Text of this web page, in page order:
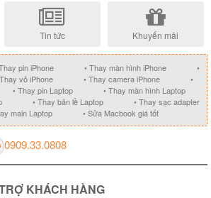
Tin tức Khuyến mãi
pin iPhone • Thay màn hình iPhone
•
vỏ iPhone • Thay camera iPhone
•
• Thay pin Laptop
• Thay màn hình Laptop
• Thay bản lề Laptop
• Thay sạc adapter
main Laptop • Sửa Macbook giá tốt
0909.33.0808
KHÁCH HÀNG